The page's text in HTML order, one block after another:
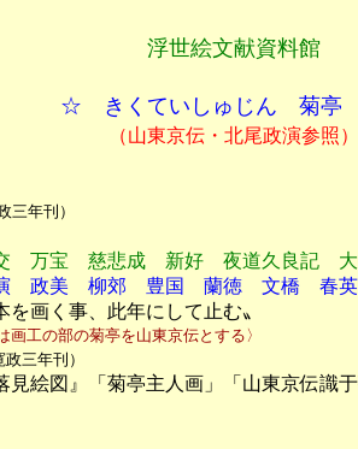
浮世絵文献資料館
☆ きくていしゅじん 菊亭
（山東京伝・北尾政演参照）
三年刊）
　万宝　慈悲成　新好　夜道久良記　
　政美　柳郊　豊国　蘭徳　文橋　春
く事、此年にして止む〟
の部の菊亭を山東京伝とする〉
政三年刊）